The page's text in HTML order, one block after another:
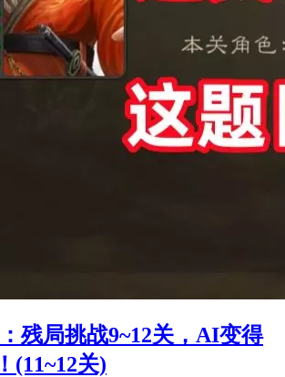
残局挑战9~12关，AI变得
(11~12关)